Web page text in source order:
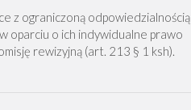
z ograniczoną odpowiedzialnością
oparciu o ich indywidualne prawo
rewizyjną (art. 213 § 1 ksh).